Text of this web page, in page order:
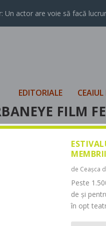
Un actor are voie să facă
EDITORIALE CEAIUL
FILM
de Ceașca
Peste
de și
în opt